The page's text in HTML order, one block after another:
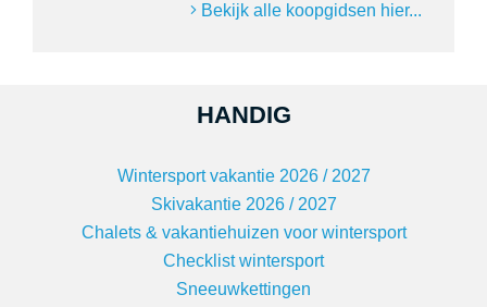
Bekijk alle koopgidsen hier...
HANDIG
Wintersport vakantie 2026 / 2027
Skivakantie 2026 / 2027
Chalets & vakantiehuizen voor wintersport
Checklist wintersport
Sneeuwkettingen